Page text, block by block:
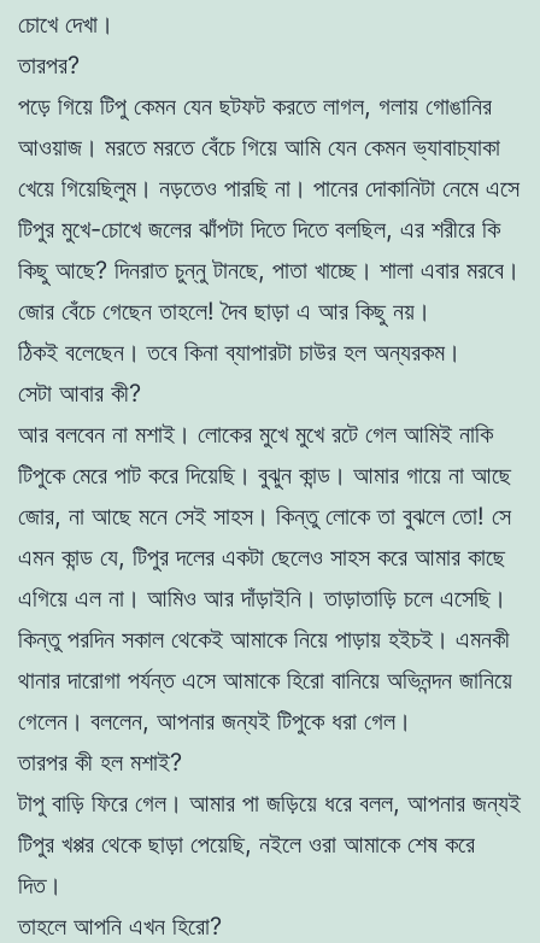
চোখে দেখা।
তারপর?
পড়ে গিয়ে টিপু কেমন যেন ছটফট করতে লাগল, গলায় গোঙানির
আওয়াজ। মরতে মরতে বেঁচে গিয়ে আমি যেন কেমন ভ্যাবাচ্যাকা
খেয়ে গিয়েছিলুম। নড়তেও পারছি না। পানের দোকানিটা নেমে এসে
টিপুর মুখে-চোখে জলের ঝাঁপটা দিতে দিতে বলছিল, এর শরীরে কি
কিছু আছে? দিনরাত চুন্নু টানছে, পাতা খাচ্ছে। শালা এবার মরবে।
জোর বেঁচে গেছেন তাহলে! দৈব ছাড়া এ আর কিছু নয়।
ঠিকই বলেছেন। তবে কিনা ব্যাপারটা চাউর হল অন্যরকম।
সেটা আবার কী?
আর বলবেন না মশাই। লোকের মুখে মুখে রটে গেল আমিই নাকি
টিপুকে মেরে পাট করে দিয়েছি। বুঝুন কান্ড। আমার গায়ে না আছে
জোর, না আছে মনে সেই সাহস। কিন্তু লোকে তা বুঝলে তো! সে
এমন কান্ড যে, টিপুর দলের একটা ছেলেও সাহস করে আমার কাছে
এগিয়ে এল না। আমিও আর দাঁড়াইনি। তাড়াতাড়ি চলে এসেছি।
কিন্তু পরদিন সকাল থেকেই আমাকে নিয়ে পাড়ায় হইচই। এমনকী
থানার দারোগা পর্যন্ত এসে আমাকে হিরো বানিয়ে অভিনন্দন জানিয়ে
গেলেন। বললেন, আপনার জন্যই টিপুকে ধরা গেল।
তারপর কী হল মশাই?
টাপু বাড়ি ফিরে গেল। আমার পা জড়িয়ে ধরে বলল, আপনার জন্যই
টিপুর খপ্পর থেকে ছাড়া পেয়েছি, নইলে ওরা আমাকে শেষ করে
দিত।
তাহলে আপনি এখন হিরো?